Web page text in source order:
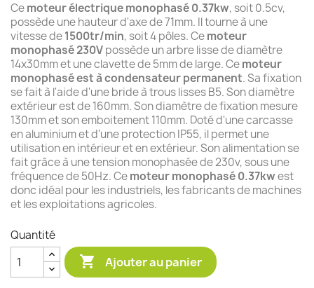
Cemoteur électrique monophasé 0.37kw, soit 0.5cv,
possède une hauteur d'axe de 71mm. Il tourne à une
vitesse de1500tr/min, soit 4 pôles. Cemoteur
monophasé 230Vpossède un arbre lisse de diamètre
14x30mm et une clavette de 5mm de large. Cemoteur
monophasé est à condensateur permanent. Sa fixation
se fait à l'aide d'une bride à trous lisses B5. Son diamètre
extérieur est de 160mm. Son diamètre de fixation mesure
130mm et son emboitement 110mm. Doté d'une carcasse
en aluminium et d'une protection IP55, il permet une
utilisation en intérieur et en extérieur. Son alimentation se
fait grâce à une tension monophasée de 230v, sous une
fréquence de 50Hz. Cemoteur monophasé 0.37kwest
donc idéal pour les industriels, les fabricants de machines
et les exploitations agricoles.
Quantité
 Ajouter au panier